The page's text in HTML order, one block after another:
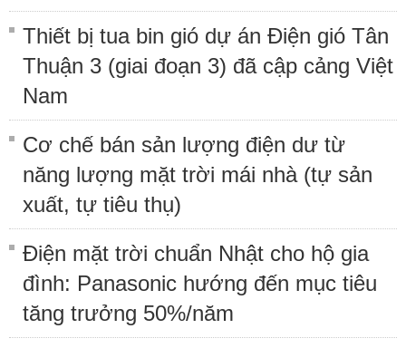
Thiết bị tua bin gió dự án Điện gió Tân
Thuận 3 (giai đoạn 3) đã cập cảng Việt
Nam
Cơ chế bán sản lượng điện dư từ
năng lượng mặt trời mái nhà (tự sản
xuất, tự tiêu thụ)
Điện mặt trời chuẩn Nhật cho hộ gia
đình: Panasonic hướng đến mục tiêu
tăng trưởng 50%/năm